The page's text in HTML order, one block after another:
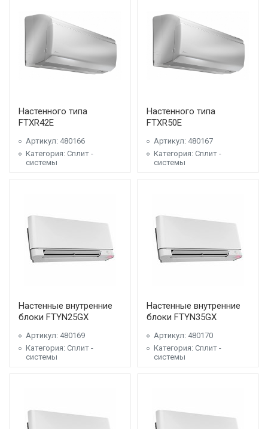
Настенного типа
FTXR42E
Артикул: 480166
Категория: Сплит -
системы
Настенного типа
FTXR50E
Артикул: 480167
Категория: Сплит -
системы
Настенные внутренние
блоки FTYN25GX
Артикул: 480169
Категория: Сплит -
системы
Настенные внутренние
блоки FTYN35GX
Артикул: 480170
Категория: Сплит -
системы